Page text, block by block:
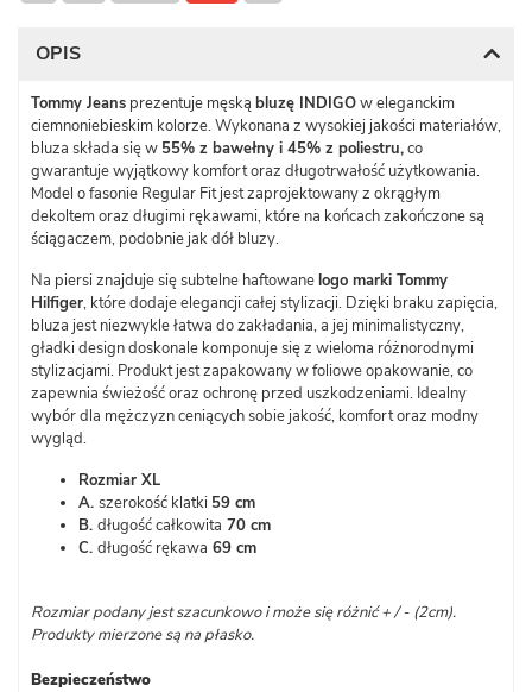
OPIS
Tommy Jeans prezentuje męską bluzę INDIGOw eleganckim
ciemnoniebieskim kolorze. Wykonana z wysokiej jakości materiałów,
bluza składa się w 55% z bawełny i 45% z poliestru,co
gwarantuje wyjątkowy komfort oraz długotrwałość użytkowania.
Model o fasonie Regular Fit jest zaprojektowany z okrągłym
dekoltem oraz długimi rękawami, które na końcach zakończone są
ściągaczem, podobnie jak dół bluzy.
Na piersi znajduje się subtelne haftowanelogo marki Tommy
Hilfiger, które dodaje elegancji całej stylizacji. Dzięki braku zapięcia,
bluza jest niezwykle łatwa do zakładania, a jej minimalistyczny,
gładki design doskonale komponuje się z wieloma różnorodnymi
stylizacjami. Produkt jest zapakowany w foliowe opakowanie, co
zapewnia świeżość oraz ochronę przed uszkodzeniami. Idealny
wybór dla mężczyzn ceniących sobie jakość, komfort oraz modny
wygląd.
Rozmiar XL
A. szerokość klatki 59 cm
B. długość całkowita 70 cm
C. długość rękawa 69 cm
Rozmiar podany jest szacunkowo i może się różnić + / - (2cm).
Produkty mierzone są na płasko.
Bezpieczeństwo